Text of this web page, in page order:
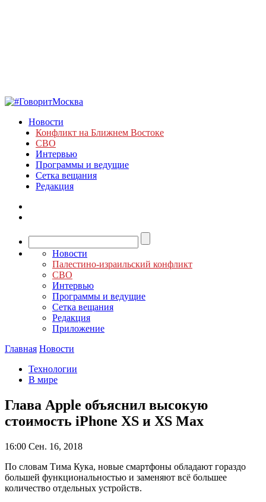
Новости
Конфликт на Ближнем Востоке
СВО
Интервью
Программы и ведущие
Сетка вещания
Редакция
Новости
Палестино-израильский конфликт
СВО
Интервью
Программы и ведущие
Сетка вещания
Редакция
Приложение
Главная Новости
Технологии
В мире
Глава Apple объяснил высокую
стоимость iPhone XS и XS Max
16:00 Сен. 16, 2018
По словам Тима Кука, новые смартфоны обладают гораздо
большей функциональностью и заменяют всё большее
количество отдельных устройств.